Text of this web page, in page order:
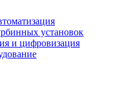
установок
и цифровизация